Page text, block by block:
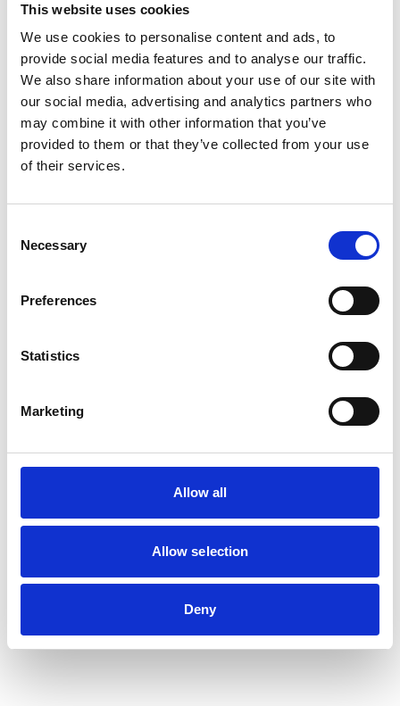
This website uses cookies
We use cookies to personalise content and ads, to
provide social media features and to analyse our traffic.
We also share information about your use of our site with
our social media, advertising and analytics partners who
may combine it with other information that you’ve
provided to them or that they’ve collected from your use
of their services.
Selection
Necessary
Preferences
Statistics
Marketing
Allow all
Allow selection
Deny